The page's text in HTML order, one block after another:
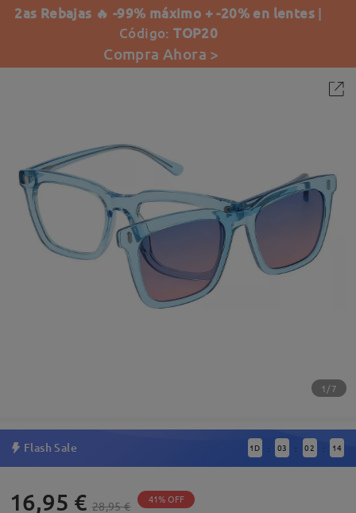
2as Rebajas 🔥 -99% máximo + -20% en lentes |
Código:TOP20
Compra Ahora >
1/7
Flash Sale 1 D : 03 : 02 : 13
16,95 € 28,95 € 41% OFF